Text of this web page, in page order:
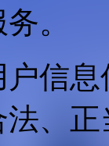
。
户信
、